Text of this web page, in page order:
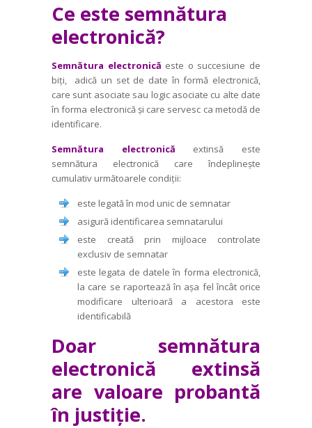
Ce este semnătura
electronică?
Semnătura electronică este o succesiune de
biți, adică un set de date în formă electronică,
care sunt asociate sau logic asociate cu alte date
în forma electronică și care servesc ca metodă de
identificare.
Semnătura electronică extinsă este
semnătura electronică care îndeplinește
cumulativ următoarele condiții:
este legată în mod unic de semnatar
asigură identificarea semnatarului
este creată prin mijloace controlate
exclusiv de semnatar
este legata de datele în forma electronică,
la care se raportează în așa fel încât orice
modificare ulterioară a acestora este
identificabilă
Doar semnătura
electronică extinsă
are valoare probantă
în justiție.